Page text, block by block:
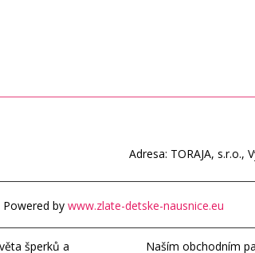
Adresa: TORAJA, s.r.o.,
by www.zlate-detske-nausnice.eu
šperků a Naším obchodním